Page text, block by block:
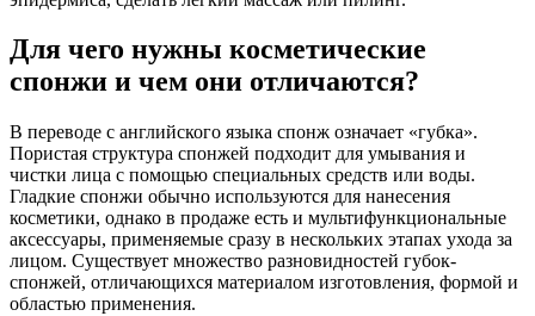
Для чего нужны косметические
спонжи и чем они отличаются?
В переводе с английского языка спонж означает «губка».
Пористая структура спонжей подходит для умывания и
чистки лица с помощью специальных средств или воды.
Гладкие спонжи обычно используются для нанесения
косметики, однако в продаже есть и мультифункциональные
аксессуары, применяемые сразу в нескольких этапах ухода за
лицом. Существует множество разновидностей губок-
спонжей, отличающихся материалом изготовления, формой и
областью применения.